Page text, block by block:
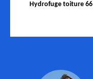
Hydrofuge toiture 66